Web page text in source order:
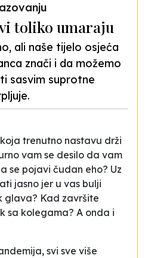
toliko umaraju
ali naše tijelo osjeća
znači i da možemo
sasvim suprotne
trenutno nastavu drži
vam se desilo da vam
se pojavi čudan eho? Uz
jasno jer u vas bulji
glava? Kad završite
sa kolegama? A onda i
svi sve više